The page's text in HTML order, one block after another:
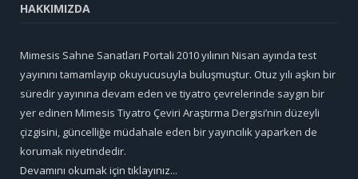
HAKKIMIZDA
Mimesis Sahne Sanatları Portali 2010 yılının Nisan ayında test
yayınını tamamlayıp okuyucusuyla buluşmuştur. Otuz yılı aşkın bir
süredir yayınına devam eden ve tiyatro çevrelerinde saygın bir
yer edinen Mimesis Tiyatro Çeviri Araştırma Dergisi’nin düzeyli
çizgisini, güncelliğe müdahale eden bir yayıncılık yaparken de
korumak niyetindedir.
Devamını okumak için tıklayınız...